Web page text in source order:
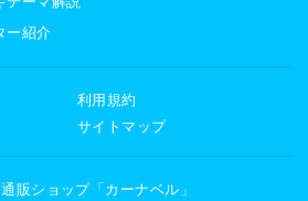
ー紹介
利用規約
サイトマップ
販ショップ「カーナベル」